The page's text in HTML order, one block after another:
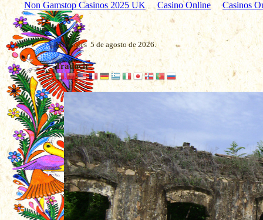
Non Gamstop Casinos 2025 UK Casino Online Casinos
Miércoles 5 de agosto de 2026.
Traducir